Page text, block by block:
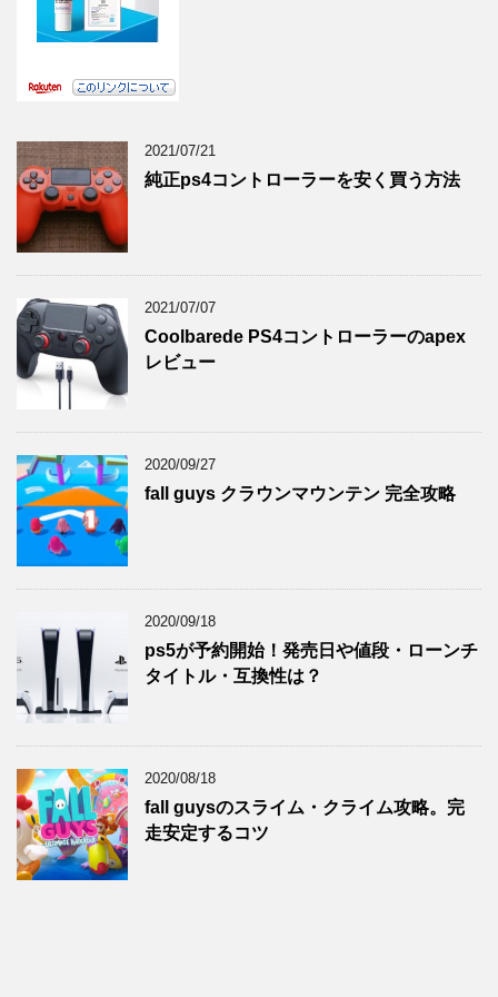
2021/07/21
純正ps4コントローラーを安く買う方法
2021/07/07
Coolbarede PS4コントローラーのapex
レビュー
2020/09/27
fall guys クラウンマウンテン 完全攻略
2020/09/18
ps5が予約開始！発売日や値段・ローンチ
タイトル・互換性は？
2020/08/18
fall guysのスライム・クライム攻略。完
走安定するコツ